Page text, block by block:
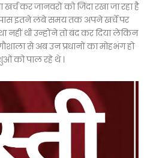
कर जानवरों को जिंदा रखा जा रहा है
इतने लंबे समय तक अपने खर्चे पर
नहीं थी उन्होंने तो बंद कर दिया लेकिन
से अब उन प्रधानों का मोहभंग हो
को पाल रहे थे ।